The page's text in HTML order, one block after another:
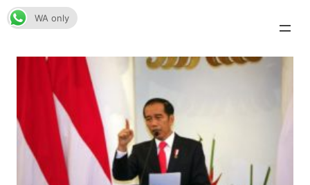
Skip
to
WA only